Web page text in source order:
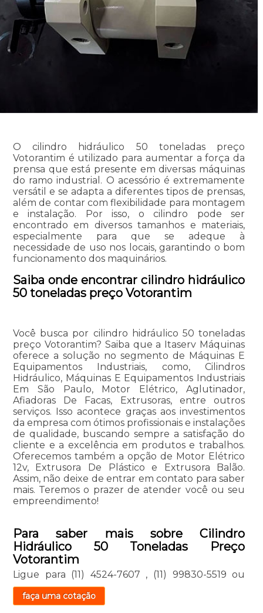
O cilindro hidráulico 50 toneladas preço
Votorantim é utilizado para aumentar a força da
prensa que está presente em diversas máquinas
do ramo industrial. O acessório é extremamente
versátil e se adapta a diferentes tipos de prensas,
além de contar com flexibilidade para montagem
e instalação. Por isso, o cilindro pode ser
encontrado em diversos tamanhos e materiais,
especialmente para que se adeque à
necessidade de uso nos locais, garantindo o bom
funcionamento dos maquinários.
Saiba onde encontrar cilindro hidráulico
50 toneladas preço Votorantim
Você busca por cilindro hidráulico 50 toneladas
preço Votorantim? Saiba que a Itaserv Máquinas
oferece a solução no segmento de Máquinas E
Equipamentos Industriais, como, Cilindros
Hidráulico, Máquinas E Equipamentos Industriais
Em São Paulo, Motor Elétrico, Aglutinador,
Afiadoras De Facas, Extrusoras, entre outros
serviços. Isso acontece graças aos investimentos
da empresa com ótimos profissionais e instalações
de qualidade, buscando sempre a satisfação do
cliente e a excelência em produtos e trabalhos.
Oferecemos também a opção de Motor Elétrico
12v, Extrusora De Plástico e Extrusora Balão.
Assim, não deixe de entrar em contato para saber
mais. Teremos o prazer de atender você ou seu
empreendimento!
Para saber mais sobre Cilindro
Hidráulico 50 Toneladas Preço
Votorantim
Ligue para (11) 4524-7607 , (11) 99830-5519 ou
faça uma cotação